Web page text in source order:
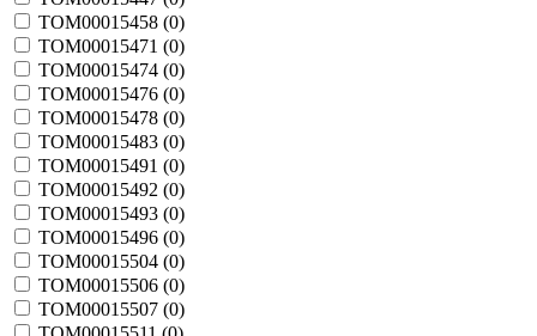
TOM00015458 (0)
TOM00015471 (0)
TOM00015474 (0)
TOM00015476 (0)
TOM00015478 (0)
TOM00015483 (0)
TOM00015491 (0)
TOM00015492 (0)
TOM00015493 (0)
TOM00015496 (0)
TOM00015504 (0)
TOM00015506 (0)
TOM00015507 (0)